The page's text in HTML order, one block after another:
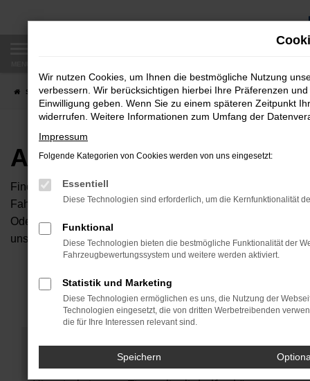
Zum
Startseite Fahrzeugangebote Autobörse
Autobörse
Finden Sie Ihren neuen Traumwagen bei uns. Dafür haben
Fahrzeuge an, die bei uns auf dem Hof stehen. Dann
Oder Sie klicken auf den Button Autobörse und Sie haben
unserem Händlernetzwerk. Diese Fahrzeuge können wir
Fehler: Network Error
Beim Laden ist ein Fehler aufgetreten.
Wir nutzen Cookies, um Ihnen die bestmögliche Nutzung
verbessern. Wir berücksichtigen hierbei Ihre Präferenzen
Einwilligung geben. Wenn Sie zu einem späteren Zeitpunkt
widerrufen. Weitere Informationen zum Umfang der
Impressum
Folgende Kategorien von Cookies werden von uns eingesetzt:
Essentiell
Diese Technologien sind erforderlich, um die Kernfunktionalität
Funktional
Diese Technologien bieten die bestmögliche Funktionalität der
Fahrzeugbewertungssystem und weitere werden aktiviert.
Statistik und Marketing
Diese Technologien ermöglichen es uns, die Nutzung der
Technologien eingesetzt, die von dritten Werbetreibenden
die für Ihre Interessen relevant sind.
Speichern